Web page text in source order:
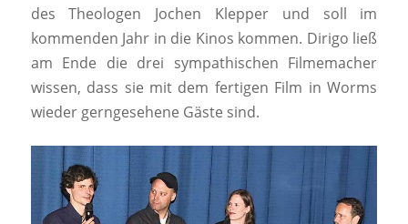
des Theologen Jochen Klepper und soll im
kommenden Jahr in die Kinos kommen. Dirigo ließ
am Ende die drei sympathischen Filmemacher
wissen, dass sie mit dem fertigen Film in Worms
wieder gerngesehene Gäste sind.